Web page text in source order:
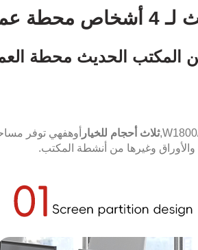
ساق معدنية
المكتب الحديث محطة
ثلاث أحجام للخيار أوهفهي توفر
والأوراق وغيرها من أنشطة المكتب.